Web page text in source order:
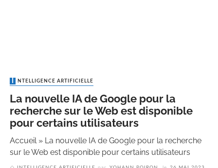
INTELLIGENCE ARTIFICIELLE
La nouvelle IA de Google pour la
recherche sur le Web est disponible
pour certains utilisateurs
Accueil» La nouvelle IA de Google pour la recherche
sur le Web est disponible pour certains utilisateurs